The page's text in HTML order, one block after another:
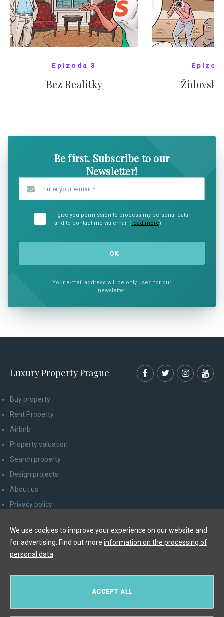
Epizoda 3
Bez Realitky
Be first. Subscribe to our
Newsletter!
I give you permission to process my personal data
and to contact me via email (read more)
Your e-mail address will be only used for our
newsletter.
Luxury Property Prague
Buy property
Rent Property
Airbnb
Property valuation
Search property
Design projects
About us
Privacy policy
Newsletter unsubscribe
ACCEPT ALL
We use cookies to improve your experience on our website and
for advertising. Find out more information on the processing of
personal data